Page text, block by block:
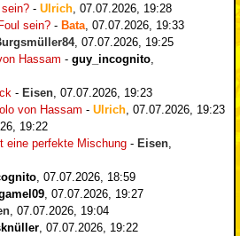
- Ulrich 07.07.2026, 19:28
sein? - Bata 07.07.2026, 19:33
, 07.07.2026, 19:25
Hassam - guy_incognito
- Eisen 07.07.2026, 19:23
von Hassam - Ulrich 07.07.2026, 19:23
19:22
eine perfekte Mischung - Eisen
07.07.2026, 18:59
07.07.2026, 19:27
07.07.2026, 19:04
07.07.2026, 19:22